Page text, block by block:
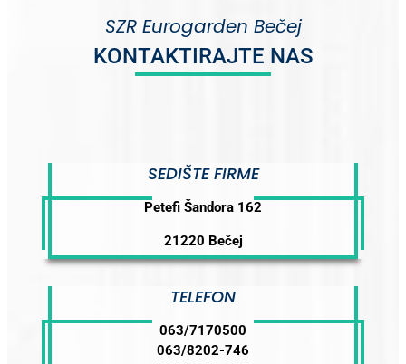
SZR Eurogarden Bečej
KONTAKTIRAJTE NAS
SEDIŠTE FIRME
Petefi Šandora 162
21220 Bečej
TELEFON
063/7170500
063/8202-746